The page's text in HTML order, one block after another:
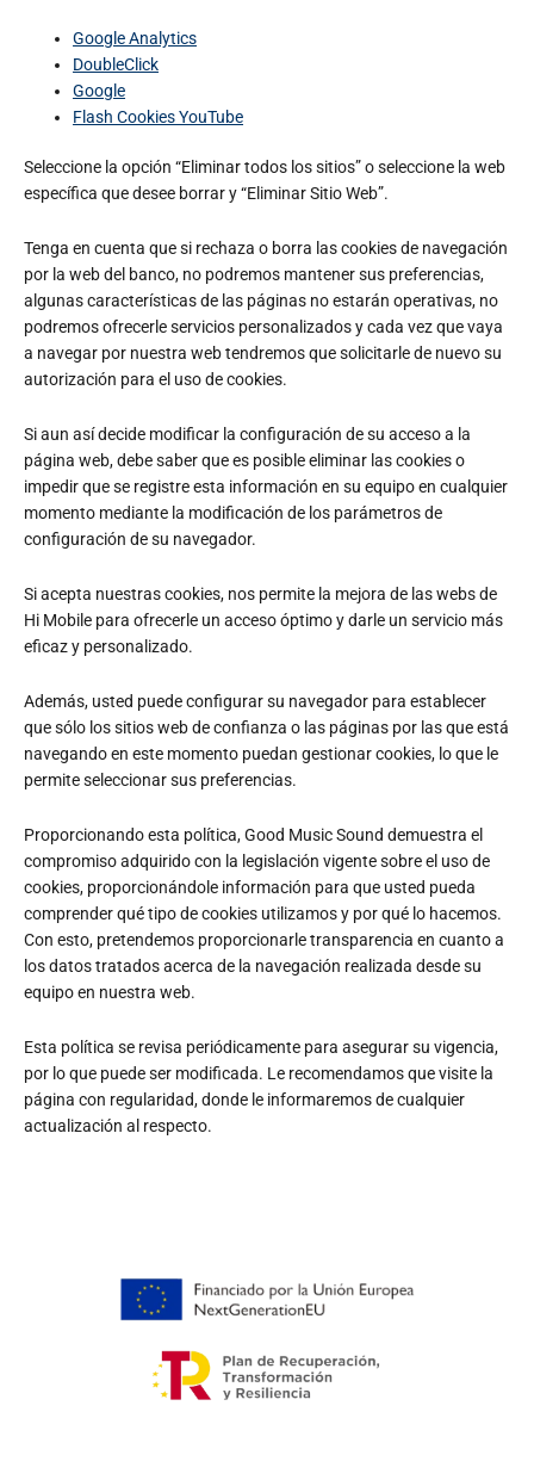
Google Analytics
DoubleClick
Google
Flash Cookies YouTube
Seleccione la opción “Eliminar todos los sitios” o seleccione la web
específica que desee borrar y “Eliminar Sitio Web”.
Tenga en cuenta que si rechaza o borra las cookies de navegación
por la web del banco, no podremos mantener sus preferencias,
algunas características de las páginas no estarán operativas, no
podremos ofrecerle servicios personalizados y cada vez que vaya
a navegar por nuestra web tendremos que solicitarle de nuevo su
autorización para el uso de cookies.
Si aun así decide modificar la configuración de su acceso a la
página web, debe saber que es posible eliminar las cookies o
impedir que se registre esta información en su equipo en cualquier
momento mediante la modificación de los parámetros de
configuración de su navegador.
Si acepta nuestras cookies, nos permite la mejora de las webs de
Hi Mobile para ofrecerle un acceso óptimo y darle un servicio más
eficaz y personalizado.
Además, usted puede configurar su navegador para establecer
que sólo los sitios web de confianza o las páginas por las que está
navegando en este momento puedan gestionar cookies, lo que le
permite seleccionar sus preferencias.
Proporcionando esta política, Good Music Sound demuestra el
compromiso adquirido con la legislación vigente sobre el uso de
cookies, proporcionándole información para que usted pueda
comprender qué tipo de cookies utilizamos y por qué lo hacemos.
Con esto, pretendemos proporcionarle transparencia en cuanto a
los datos tratados acerca de la navegación realizada desde su
equipo en nuestra web.
Esta política se revisa periódicamente para asegurar su vigencia,
por lo que puede ser modificada. Le recomendamos que visite la
página con regularidad, donde le informaremos de cualquier
actualización al respecto.